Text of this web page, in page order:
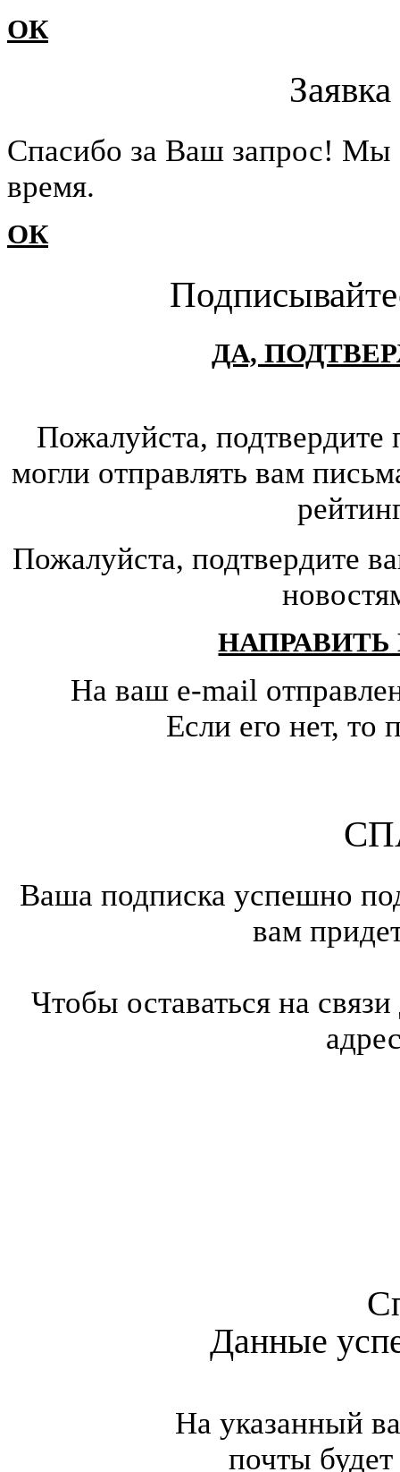
ОК
Cпасибо за Ваш запрос!
время.
ОК
ДА,
Пожалуйста,
могли отправлять вам
Пожалуйста, подтвердите
На ваш e-mail
Если его нет,
Ваша подписка успешно
вам
Чтобы оставаться на
Данные
На указанный
почты